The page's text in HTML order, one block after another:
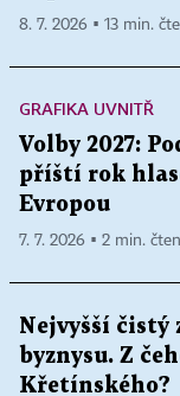
8. 7. 2026 ▪ 13 min.
GRAFIKA UVNITŘ
Volby 2027:
příští rok
Evropou
7. 7. 2026 ▪ 2 min.
Nejvyšší čistý
byznysu. Z
Křetínského?